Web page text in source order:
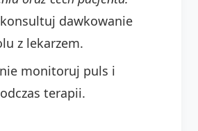
dawkowanie
z lekarzem.
monitoruj puls i
terapii.